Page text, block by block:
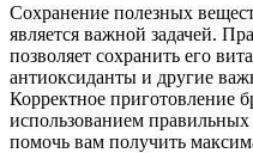
Сохранение полезных
является важной задачей.
позволяет сохранить его
антиоксиданты и другие
Корректное приготовление
использованием
помочь вам получить